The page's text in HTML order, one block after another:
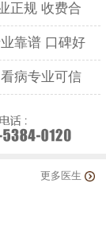
正规 收费合
靠谱 口碑好
病专业可信
更多医生